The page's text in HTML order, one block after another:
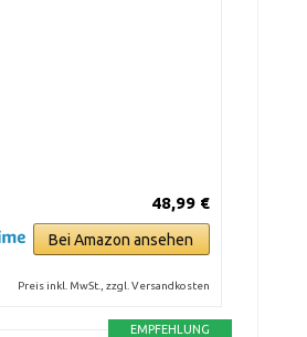
48,99 €
Bei Amazon ansehen
Preis inkl. MwSt., zzgl. Versandkosten
EMPFEHLUNG